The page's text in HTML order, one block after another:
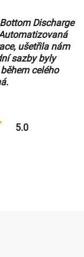
Discharge
ušetřila nám
sazby byly
celého
5.0